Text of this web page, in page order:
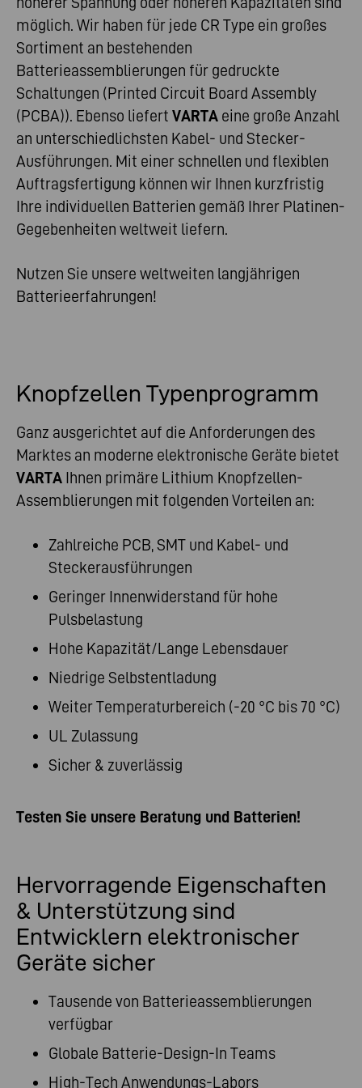
möglich. Wir haben für jede CR Type ein großes
Sortiment an bestehenden
Batterieassemblierungen für gedruckte
Schaltungen (Printed Circuit Board Assembly
(PCBA)). Ebenso liefert VARTA eine große Anzahl
an unterschiedlichsten Kabel- und Stecker-
Ausführungen. Mit einer schnellen und flexiblen
Auftragsfertigung können wir Ihnen kurzfristig
Ihre individuellen Batterien gemäß Ihrer Platinen-
Gegebenheiten weltweit liefern.
Nutzen Sie unsere weltweiten langjährigen
Batterieerfahrungen!
Knopfzellen Typenprogramm
Ganz ausgerichtet auf die Anforderungen des
Marktes an moderne elektronische Geräte bietet
VARTA Ihnen primäre Lithium Knopfzellen-
Assemblierungen mit folgenden Vorteilen an:
Zahlreiche PCB, SMT und Kabel- und
Steckerausführungen
Geringer Innenwiderstand für hohe
Pulsbelastung
Hohe Kapazität/Lange Lebensdauer
Niedrige Selbstentladung
Weiter Temperaturbereich (-20 °C bis 70 °C)
UL Zulassung
Sicher & zuverlässig
Testen Sie unsere Beratung und Batterien!
Hervorragende Eigenschaften
& Unterstützung sind
Entwicklern elektronischer
Geräte sicher
Tausende von Batterieassemblierungen
verfügbar
Globale Batterie-Design-In Teams
High-Tech Anwendungs-Labors